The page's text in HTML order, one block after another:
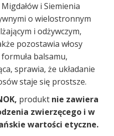
i Siemienia
o wielostronnym
i odżywczym,
pozostawia włosy
balsamu,
sprawia, że układanie
staje się prostsze.
produkt nie zawiera
zwierzęcego i w
wartości etyczne.